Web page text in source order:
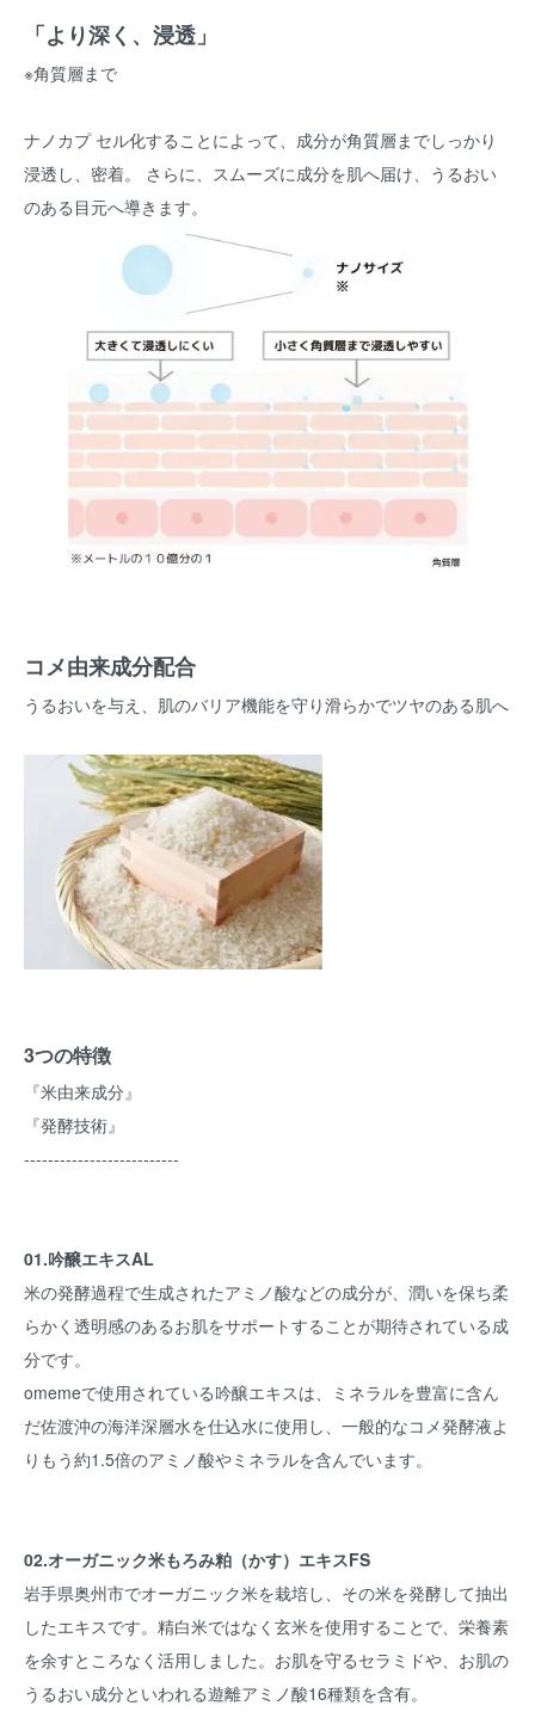
「より深く、浸透」
※角質層まで
ナノカプ セル化することによって、成分が角質層までしっかり
浸透し、密着。 さらに、スムーズに成分を肌へ届け、うるおい
のある目元へ導きます。
コメ由来成分配合
うるおいを与え、肌のバリア機能を守り滑らかでツヤのある肌へ
3つの特徴
『米由来成分』
『発酵技術』
--------------------------
01.吟醸エキスAL
米の発酵過程で生成されたアミノ酸などの成分が、潤いを保ち柔
らかく透明感のあるお肌をサポートすることが期待されている成
分です。
omemeで使用されている吟醸エキスは、ミネラルを豊富に含ん
だ佐渡沖の海洋深層水を仕込水に使用し、一般的なコメ発酵液よ
りもう約1.5倍のアミノ酸やミネラルを含んでいます。
02.オーガニック米もろみ粕（かす）エキスFS
岩手県奥州市でオーガニック米を栽培し、その米を発酵して抽出
したエキスです。精白米ではなく玄米を使用することで、栄養素
を余すところなく活用しました。お肌を守るセラミドや、お肌の
うるおい成分といわれる遊離アミノ酸16種類を含有。